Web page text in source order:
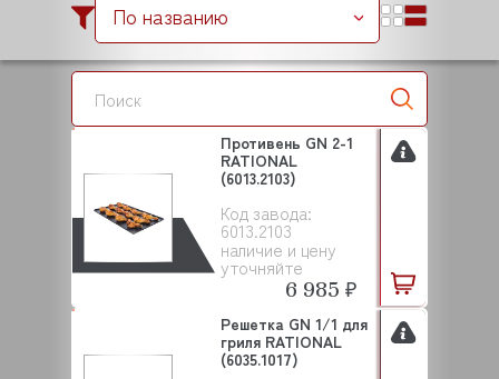
По названию
Код завода:
6013.2103
наличие и цену
уточняйте
Противень GN 2-1
RATIONAL
(6013.2103)
6 985 ₽
Решетка GN 1/1 для
гриля RATIONAL
(6035.1017)